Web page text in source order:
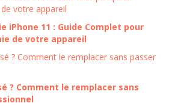
iPhone 11 : Guide Complet pour
de votre appareil
? Comment le remplacer sans